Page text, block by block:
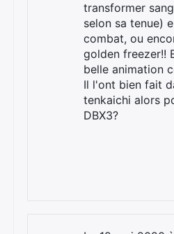
transformer
selon sa tenue)
combat, ou
golden freezer!!
belle animation
Il l'ont bien fait
tenkaichi alors
DBX3?